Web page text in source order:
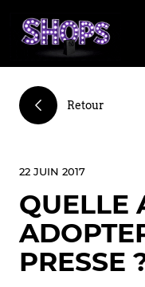
Retour
22 JUIN 2017
QUELLE
PRESSE